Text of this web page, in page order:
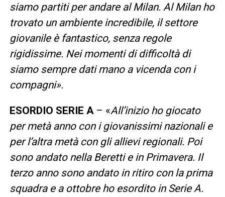
siamo partiti per andare al Milan. Al Milan ho
trovato un ambiente incredibile, il settore
giovanile è fantastico, senza regole
rigidissime. Nei momenti di difficoltà di
siamo sempre dati mano a vicenda con i
compagni».
ESORDIO SERIE A– «All’inizio ho giocato
per metà anno con i giovanissimi nazionali e
per l’altra metà con gli allievi regionali. Poi
sono andato nella Beretti e in Primavera. Il
terzo anno sono andato in ritiro con la prima
squadra e a ottobre ho esordito in Serie A.